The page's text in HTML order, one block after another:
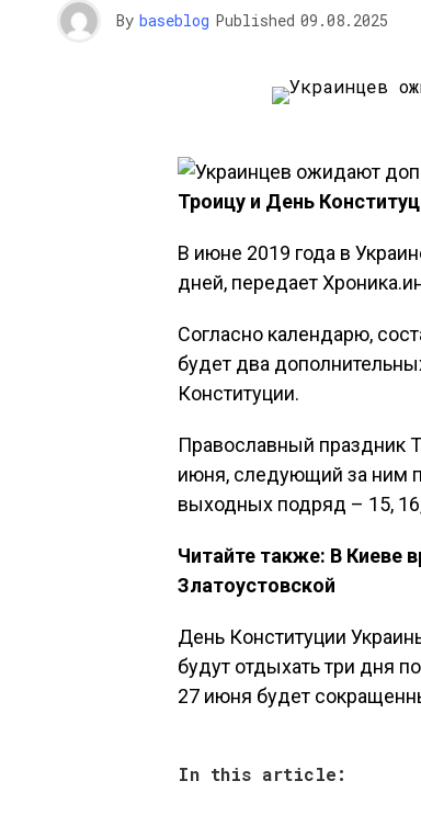
By baseblog Published 09.08.2025
Троицу и День
В июне 2019 года в
дней, передает
Согласно календарю,
будет два
Конституции.
Православный праздник
июня, следующий за ним
выходных подряд – 15,
Читайте также: В Киеве
Златоустовской
День Конституции
будут отдыхать три дня
27 июня будет
In this article: